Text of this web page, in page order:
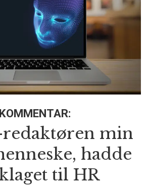
KOMMENTAR:
min
hadde
til HR